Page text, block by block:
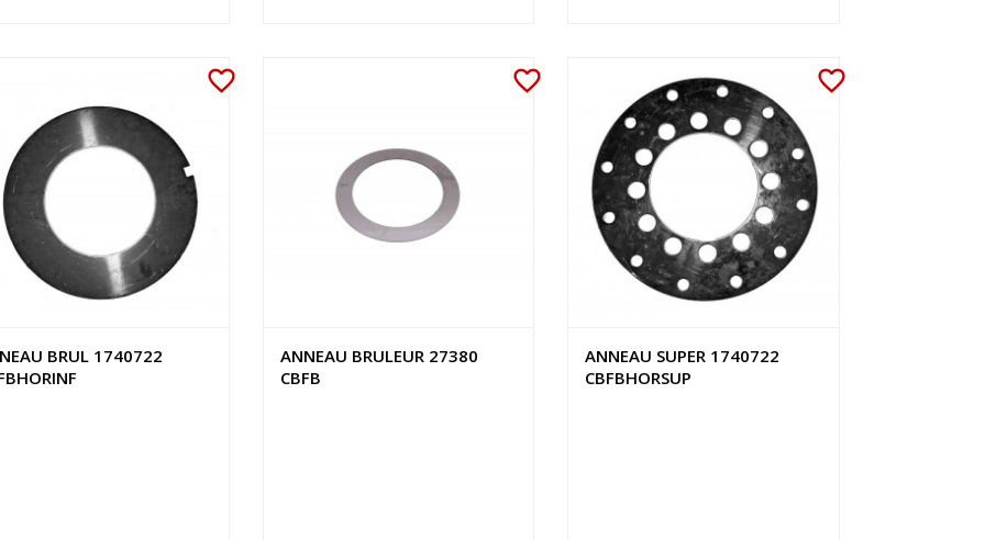
favorite_border
BRUL 1740722
favorite_border
ANNEAU BRULEUR 27380
CBFB
favorite_border
ANNEAU SUPER 1740722
CBFBHORSUP